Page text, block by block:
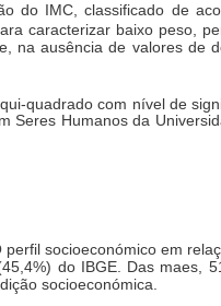
do IMC, classificado de
caracterizar baixo peso,
na ausência de valores de
qui-quadrado com nível de
Seres Humanos da
socioeconómico em
do IBGE. Das maes,
socioeconómica.